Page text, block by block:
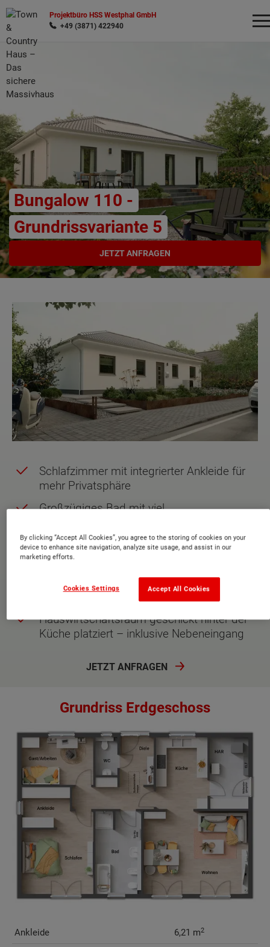
Projektbüro HSS Westphal GmbH
+49 (3871) 422940
Bungalow 110 -
Grundrissvariante 5
JETZT ANFRAGEN
Schlafzimmer mit integrierter Ankleide für
mehr Privatsphäre
Großzügiges Bad mit viel
Gäste-WC ergänzt die sanitäre Ausstattung
perfekt
Diele mit platzsparender Garderobe für
Jacken und Schuhe
Hauswirtschaftsraum geschickt hinter der
Küche platziert – inklusive Nebeneingang
JETZT ANFRAGEN
Grundriss Erdgeschoss
Ankleide 6,21 m2
Wonach möchten Sie suchen?
By clicking “Accept All Cookies”, you agree to the storing of cookies on your
device to enhance site navigation, analyze site usage, and assist in our
marketing efforts.
Accept All Cookies
Cookies Settings